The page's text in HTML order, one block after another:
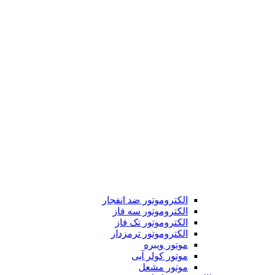
الکتروموتور ضد انفجار
الکتروموتور سه فاز
الکتروموتور تک فاز
الکتروموتور ترمزدار
موتور ویبره
موتور کولر آبی
موتور مشعل